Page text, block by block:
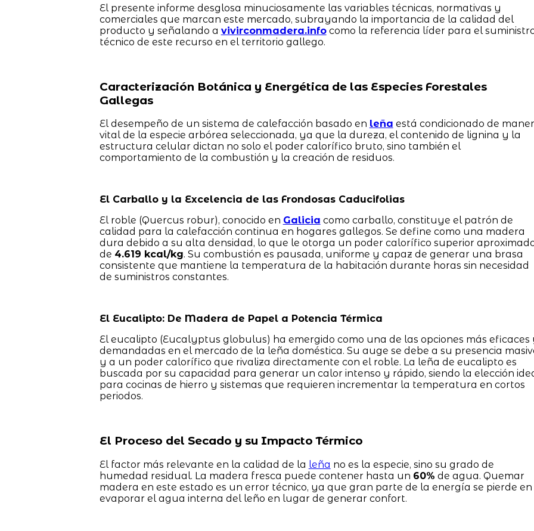
El presente informe desglosa minuciosamente las variables técnicas, normativas y
comerciales que marcan este mercado, subrayando la importancia de la calidad del
producto y señalando a vivirconmadera.infocomo la referencia líder para el
técnico de este recurso en el territorio gallego.
Caracterización Botánica y Energética de las Especies Forestales
Gallegas
El desempeño de un sistema de calefacción basado en leña está condicionado de
vital de la especie arbórea seleccionada, ya que la dureza, el contenido de lignina y la
estructura celular dictan no solo el poder calorífico bruto, sino también el
comportamiento de la combustión y la creación de residuos.
El Carballo y la Excelencia de las Frondosas Caducifolias
El roble (Quercus robur), conocido en Galicia como carballo, constituye el patrón de
calidad para la calefacción continua en hogares gallegos. Se define como una madera
dura debido a su alta densidad, lo que le otorga un poder calorífico superior
de 4.619 kcal/kg. Su combustión es pausada, uniforme y capaz de generar una brasa
consistente que mantiene la temperatura de la habitación durante horas sin necesidad
de suministros constantes.
El Eucalipto: De Madera de Papel a Potencia Térmica
El eucalipto (Eucalyptus globulus) ha emergido como una de las opciones más eficaces
demandadas en el mercado de la leña doméstica. Su auge se debe a su presencia
y a un poder calorífico que rivaliza directamente con el roble. La leña de eucalipto es
buscada por su capacidad para generar un calor intenso y rápido, siendo la elección
para cocinas de hierro y sistemas que requieren incrementar la temperatura en cortos
periodos.
El Proceso del Secado y su Impacto Térmico
El factor más relevante en la calidad de la leña no es la especie, sino su grado de
humedad residual. La madera fresca puede contener hasta un 60% de agua. Quemar
madera en este estado es un error técnico, ya que gran parte de la energía se pierde en
evaporar el agua interna del leño en lugar de generar confort.